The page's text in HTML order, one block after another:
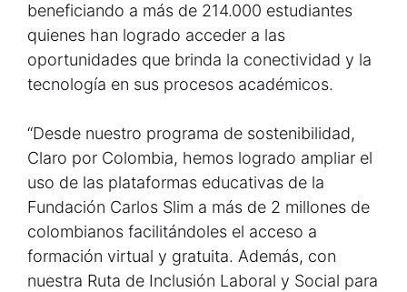
beneficiando a más de 214.000 estudiantes
quienes han logrado acceder a las
oportunidades que brinda la conectividad y la
tecnología en sus procesos académicos.
“Desde nuestro programa de sostenibilidad,
Claro por Colombia, hemos logrado ampliar el
uso de las plataformas educativas de la
Fundación Carlos Slim a más de 2 millones de
colombianos facilitándoles el acceso a
formación virtual y gratuita. Además, con
nuestra Ruta de Inclusión Laboral y Social para